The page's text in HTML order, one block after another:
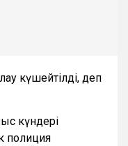
күшейтілді, деп
күндері
полиция